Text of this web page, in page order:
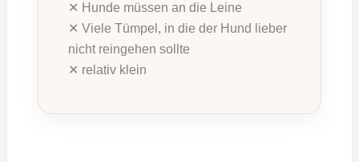
✕ Hunde müssen an die Leine
✕ Viele Tümpel, in die der Hund lieber
nicht reingehen sollte
✕ relativ klein